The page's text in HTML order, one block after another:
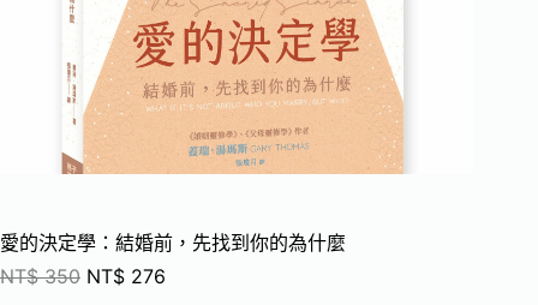
愛的決定學：結婚前，先找到你的為什麼
NT$350 NT$ 276